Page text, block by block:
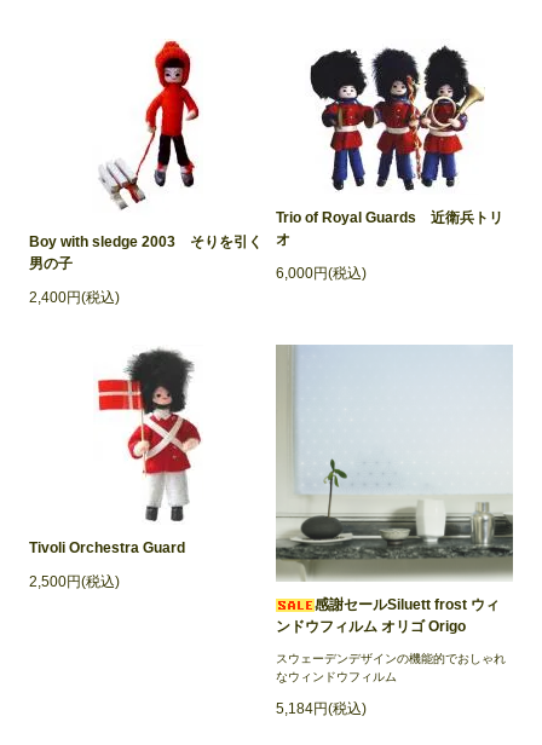
Boy with sledge 2003 そりを引く
男の子
2,400円(税込)
Trio of Royal Guards 近衛兵トリ
オ
6,000円(税込)
Tivoli Orchestra Guard
2,500円(税込)
感謝セールSiluett frost ウィ
ンドウフィルム オリゴ Origo
スウェーデンデザインの機能的でおしゃれ
なウィンドウフィルム
5,184円(税込)